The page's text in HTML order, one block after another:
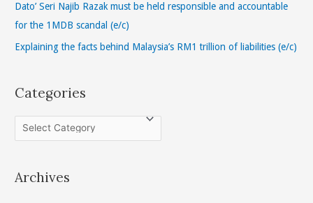
Dato’ Seri Najib Razak must be held responsible and accountable
for the 1MDB scandal (e/c)
Explaining the facts behind Malaysia’s RM1 trillion of liabilities (e/c)
Categories
a
e
Archives